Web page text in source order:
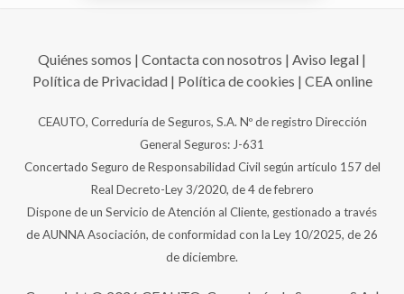
Quiénes somos | Contacta con nosotros | Aviso legal |
Política de Privacidad| Política de cookies | CEA online
CEAUTO, Correduría de Seguros, S.A. Nº de registro Dirección
General Seguros: J-631
Concertado Seguro de Responsabilidad Civil según artículo 157 del
Real Decreto-Ley 3/2020, de 4 de febrero
Dispone de un Servicio de Atención al Cliente, gestionado a través
de AUNNA Asociación, de conformidad con la Ley 10/2025, de 26
de diciembre.